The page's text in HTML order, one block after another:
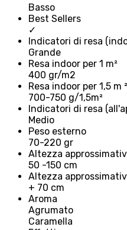
Basso
Best Sellers
✓
Indicatori di resa
Grande
Resa indoor per 1 m²
400 gr/m2
Resa indoor per 1,5 m
700-750 g/1,5m²
Indicatori di resa
Medio
Peso esterno
70-220 gr
Altezza
50 -150 cm
Altezza
+ 70 cm
Aroma
Agrumato
Caramella